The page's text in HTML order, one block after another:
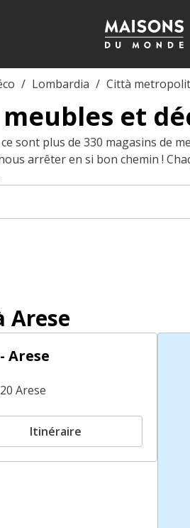
Lombardia Città
et
sont plus de 330 magasins de
arrêter en si bon chemin !
Arese
Arese
Arese
Itinéraire